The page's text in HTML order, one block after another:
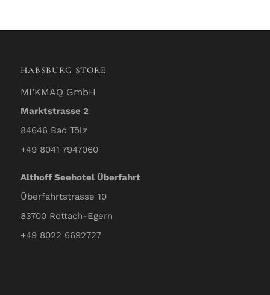
HABSBURG STORE
MI’KMAQ GmbH
Marktstrasse 2
84646 Bad Tölz
+49 8041 7947060
Althoff Seehotel Überfahrt
Überfahrtstrasse 10
83700 Rottach-Egern
+49 8022 6692727